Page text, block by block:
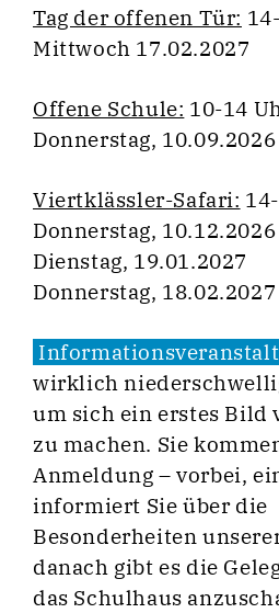
Tag der offenen Tür:
Mittwoch 17.02.2027
Offene Schule: 10-14
Donnerstag, 10.09.2026
Viertklässler-Safari:
Donnerstag, 10.12.2026
Dienstag, 19.01.2027
Donnerstag, 18.02.2027
wirklich
um sich ein erstes Bild
zu machen. Sie
Anmeldung – vorbei,
informiert Sie über die
Besonderheiten
danach gibt es die
das Schulhaus